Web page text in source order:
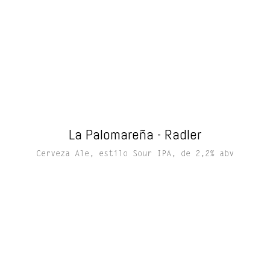
La Palomareña - Radler
Cerveza Ale, estilo Sour IPA, de 2,2% abv